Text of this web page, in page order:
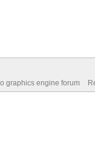
graphics engine forum